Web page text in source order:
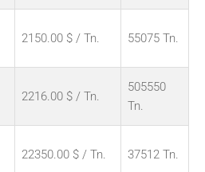
2150.00 $ / Tn. 55075 Tn.
2216.00 $ / Tn.
505550
Tn.
22350.00 $ / Tn. 37512 Tn.